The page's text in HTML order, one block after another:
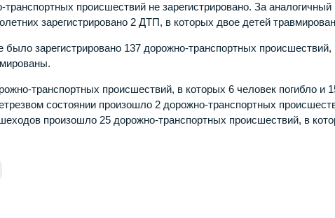
происшествий не зарегистрировано. За аналогичный
зарегистрировано 2 ДТП, в которых двое детей
зарегистрировано 137 дорожно-транспортных происшествий,
транспортных происшествий, в которых 6 человек погибло и
состоянии произошло 2 дорожно-транспортных
произошло 25 дорожно-транспортных происшествий, в